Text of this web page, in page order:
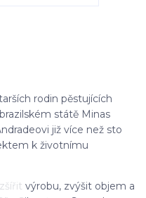
rodin pěstujících
státě Minas
již více než sto
k životnímu
výrobu, zvýšit objem a